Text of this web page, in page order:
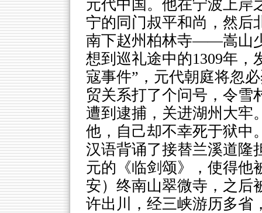
元代中国。他在宁波上岸
宁的同门叔平和尚，然后
南下赵州柏林寺——嵩山
想到巡礼途中的1309年，
寇事件”，元代朝庭将忽
贸关系打了个问号，令雪
遭到逮捕，关进湖州大牢
他，自己却不幸死于狱中
汉语背诵了接替兰溪道隆
元的《临剑颂》，使得他
安）终南山翠微寺，之后
许出川，经三峡游历多省